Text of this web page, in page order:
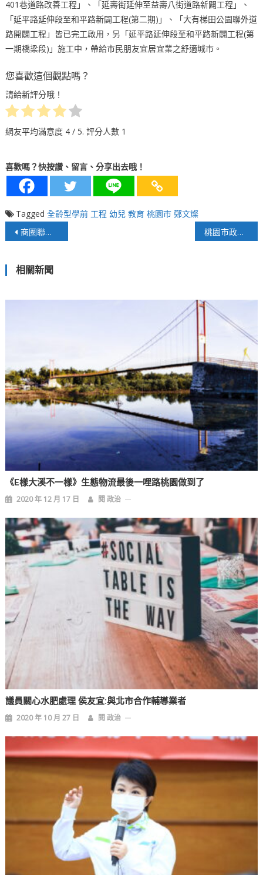
401巷道路改善工程」、「延壽街延伸至益壽八街道路新闢工程」、
「延平路延伸段至和平路新闢工程(第二期)」、「大有梯田公園聯外道
路開闢工程」皆已完工啟用，另「延平路延伸段至和平路新闢工程(第
一期橋梁段)」施工中，帶給市民朋友宜居宜業之舒適城市。
您喜歡這個觀點嗎？
請給新評分哦！
網友平均滿意度 4/ 5. 評分人數 1
喜歡嗎？快按讚、留言、分享出去哦！
Tagged 全齡型學前 工程 幼兒 教育 桃園市 鄭文燦
文
導
覽
商圈聯手FoodPanda搶攻宅經濟 陳其邁現身六合夜市力挺 桃園市政府跨界整合全人關懷 藥愛減害無限可能
相關新聞
《E樣大溪不一樣》生態物流最後一哩路桃園做到了
2020 年 12 月 17 日 閱 政治
議員關心水肥處理 侯友宜:與北市合作輔導業者
2020 年 10 月 27 日 閱 政治